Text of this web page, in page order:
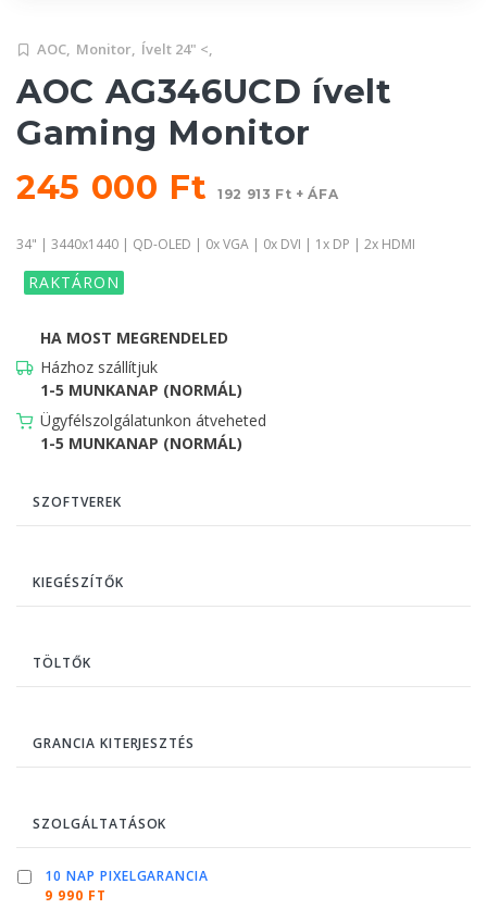
AOC, Monitor, Ívelt 24" <,
AOC AG346UCD ívelt
Gaming Monitor
245 000 Ft192 913 Ft + ÁFA
34" | 3440x1440 | QD-OLED | 0x VGA | 0x DVI | 1x DP | 2x HDMI
RAKTÁRON
HA MOST MEGRENDELED
Házhoz szállítjuk
1-5 MUNKANAP (NORMÁL)
Ügyfélszolgálatunkon átveheted
1-5 MUNKANAP (NORMÁL)
SZOFTVEREK
KIEGÉSZÍTŐK
TÖLTŐK
GRANCIA KITERJESZTÉS
SZOLGÁLTATÁSOK
10 NAP PIXELGARANCIA
9 990 FT